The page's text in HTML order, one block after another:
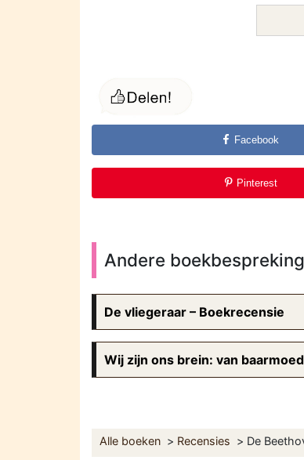
Facebook
Pinterest
Andere
De vliegeraar – Boekrecensie
Wij zijn ons brein: van
Alle boeken Recensies De